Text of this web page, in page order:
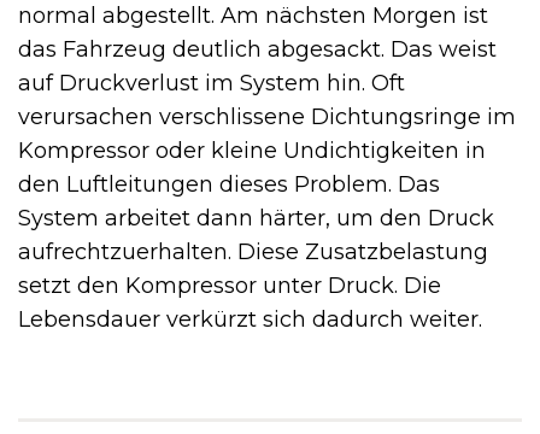
normal abgestellt. Am nächsten Morgen ist
das Fahrzeug deutlich abgesackt. Das weist
auf Druckverlust im System hin. Oft
verursachen verschlissene Dichtungsringe im
Kompressor oder kleine Undichtigkeiten in
den Luftleitungen dieses Problem. Das
System arbeitet dann härter, um den Druck
aufrechtzuerhalten. Diese Zusatzbelastung
setzt den Kompressor unter Druck. Die
Lebensdauer verkürzt sich dadurch weiter.